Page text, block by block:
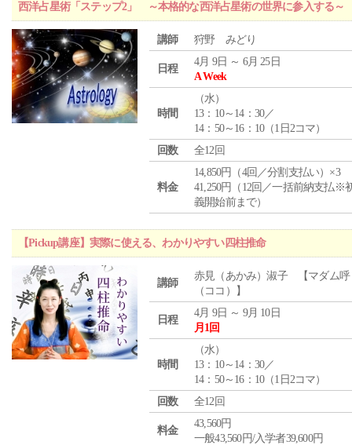
西洋占星術「ステップ2」 ～本格的な西洋占星術の世界に参入する～
講師 狩野 みどり
日程
4月 9日 ～ 6月 25日
A Week
時間
（水）
13：10～14：30／
14：50～16：10（1日2コマ）
回数
全12回
料金
14,850円（4回／分割支払い）×3
41,250円（12回／一括前納支払※
義開始前まで）
【Pickup講座】実際に使える、わかりやすい四柱推命
講師
赤見（あかみ）淑子 【マダム呼
（ココ）】
日程
4月 9日 ～ 9月 10日
月1回
時間
（水）
13：10～14：30／
14：50～16：10（1日2コマ）
回数
全12回
料金
43,560円
一般43,560円/入学者39,600円